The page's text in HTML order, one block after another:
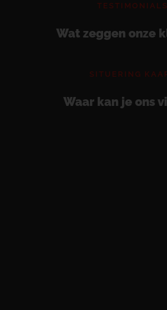
TESTIMONIALS
Wat zeggen onze
SITUERING
Waar kan je ons